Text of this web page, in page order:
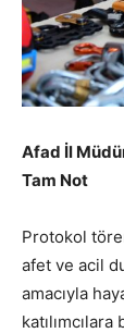
Afad İl
Tam Not
Protokol
afet ve acil
amacıyla